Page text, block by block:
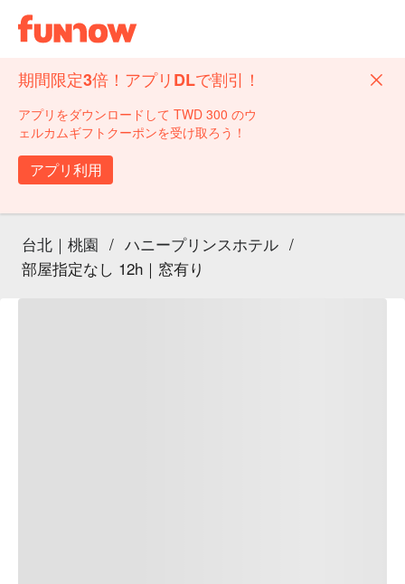
期間限定3倍！アプリDLで割引！
アプリをダウンロードして TWD 300 のウ
ェルカムギフトクーポンを受け取ろう！
アプリ利用
台北｜桃園 / ハニープリンスホテル /
部屋指定なし 12h｜窓有り